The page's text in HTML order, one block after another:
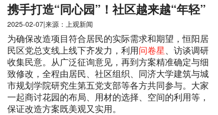
携手打造“同心园”！社区越来越“年轻”
2025-02-07|来源：上观新闻
为确保改造项目符合居民的实际需求和期望，恒阳居
民区党总支线上线下齐发力，利用问卷星、访谈调研
收集民意。从广泛征询意见，再到方案精准确定与细
致修改，全程由居民、社区组织、同济大学建筑与城
市规划学院研究生第五党支部等各方共同参与。大家
一起商讨花园的布局、用材的选择、空间的利用等，
保证改造方案既美观又实用。